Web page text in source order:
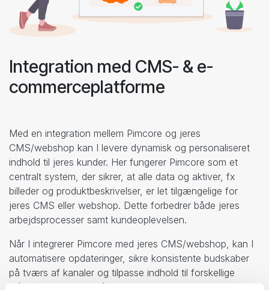
Integration med CMS- & e-
commerceplatforme
Med en integration mellem Pimcore og jeres
CMS/webshop kan I levere dynamisk og personaliseret
indhold til jeres kunder. Her fungerer Pimcore som et
centralt system, der sikrer, at alle data og aktiver, fx
billeder og produktbeskrivelser, er let tilgængelige for
jeres CMS eller webshop. Dette forbedrer både jeres
arbejdsprocesser samt kundeoplevelsen.
Når I integrerer Pimcore med jeres CMS/webshop, kan I
automatisere opdateringer, sikre konsistente budskaber
på tværs af kanaler og tilpasse indhold til forskellige
målgrupper baseret på realtidsdata.